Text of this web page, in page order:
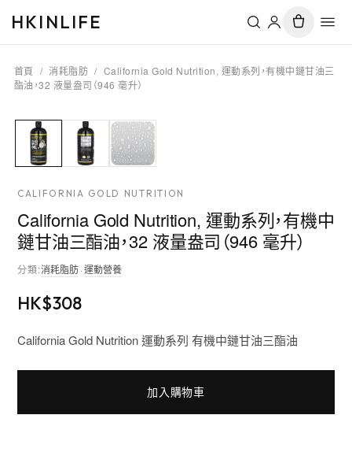
HKINLIFE
首頁 / 消耗脂肪 / California Gold Nutrition, 運動系列，有機中鏈甘油三
酯油，32 液量盎司（946 毫升）
CALIFORNIA GOLD NUTRITION
California Gold Nutrition, 運動系列，有機中
鏈甘油三酯油，32 液量盎司（946 毫升）
分類:消耗脂肪·運動營養
HK$308
California Gold Nutrition 運動系列 有機中鏈甘油三酯油
加入購物車